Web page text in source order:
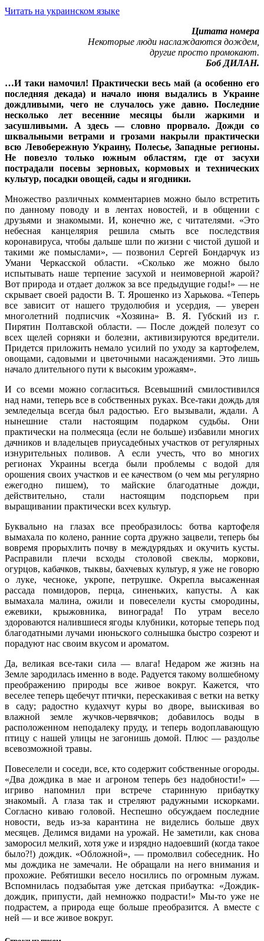
Читать на украинском языке
Цитата номера
Некоторые люди наслаждаются дождем,
другие просто промокают.
Боб ДИЛАН.
…И таки намочил! Практически весь май (а особенно его
последняя декада) и начало июня выдались в Украине
дождливыми, чего не случалось уже давно. Последние
несколько лет весенние месяцы были жаркими и
засушливыми. А здесь — словно прорвало. Дожди со
шквальными ветрами и грозами накрыли практически
всю Левобережную Украину, Полесье, Западные регионы.
Не повезло только южным областям, где от засухи
пострадали посевы зерновых, кормовых и технических
культур, посадки овощей, сады и ягодники.
Множество различных комментариев можно было встретить
по данному поводу и в лентах новостей, и в общении с
друзьями и знакомыми. И, конечно же, с читателями. «Это
небесная канцелярия решила смыть все последствия
коронавируса, чтобы дальше шли по жизни с чистой душой и
такими же помыслами», — позвонил Сергей Бондарчук из
Умани Черкасской области. «Сколько же можно было
испытывать наше терпение засухой и неимоверной жарой?
Вот природа и отдает должок за все предыдущие годы!» — не
скрывает своей радости В. Т. Ярошенко из Харькова. «Теперь
все зависит от нашего трудолюбия и усердия, — уверен
многолетний подписчик «Хозяина» В. Я. Губский из г.
Пирятин Полтавской области. — После дождей полезут со
всех щелей сорняки и болезни, активизируются вредители.
Придется приложить немало усилий по уходу за картофелем,
овощами, садовыми и цветочными насаждениями. Это лишь
начало длительного пути к высоким урожаям».
И со всеми можно согласиться. Всевышний смилостивился
над нами, теперь все в собственных руках. Все-таки дождь для
земледельца всегда был радостью. Его вызывали, ждали. А
нынешние стали настоящим подарком судьбы. Они
практически на полмесяца (если не больше) избавили многих
дачников и владельцев приусадебных участков от регулярных
изнурительных поливов. А если учесть, что во многих
регионах Украины всегда были проблемы с водой для
орошения своих участков и ее качеством (о чем мы регулярно
ежегодно пишем), то майские благодатные дожди,
действительно, стали настоящим подспорьем при
выращивании практически всех культур.
Буквально на глазах все преобразилось: ботва картофеля
вымахала по колено, ранние сорта дружно зацвели, теперь бы
вовремя прорыхлить почву в междурядьях и окучить кусты.
Расправили плечи всходы столовой свеклы, моркови,
огурцов, кабачков, тыквы, бахчевых культур, я уже не говорю
о луке, чесноке, укропе, петрушке. Окрепла высаженная
рассада помидоров, перца, синеньких, капусты. А как
вымахала малина, ожили и повеселели кусты смородины,
ежевики, крыжовника, винограда! По утрам весело
здороваются налившиеся ягоды клубники, которые теперь под
благодатными лучами июньского солнышка быстро созреют и
порадуют нас своим вкусом и ароматом.
Да, великая все-таки сила — влага! Недаром же жизнь на
Земле зародилась именно в воде. Радуется такому волшебному
преображению природы все живое вокруг. Кажется, что
веселее теперь щебечут птички, перескакивая с ветки на ветку
в саду; радостно кудахчут куры во дворе, выискивая во
влажной земле жучков-червячков; добавилось воды в
расположенном неподалеку пруду, и теперь водоплавающую
птицу с нашей улицы не загонишь домой. Плюс — раздолье
всевозможной травы.
Повеселели и соседи, все, кто содержит собственные огороды.
«Два дождика в мае и агроном теперь без надобности!» —
игриво напомнил при встрече старинную прибаутку
знакомый. А глаза так и стреляют радужными искорками.
Согласно киваю головой. Неспешно обсуждаем последние
новости, ведь из-за карантина не виделись больше двух
месяцев. Делимся видами на урожай. Не заметили, как снова
заморосил мелкий, хотя уже и изрядно надоевший (когда такое
было?!) дождик. «Обложной», — промолвил собеседник. Но
мы дождика не замечали. Не обращали на него внимания и
прохожие. Ребятишки весело носились по огромным лужам.
Вспомнилась подзабытая уже детская прибаутка: «Дождик-
дождик, припусти, дай немножко подрасти!» Мы-то уже не
подрастем, а природа еще больше преобразится. А вместе с
ней — и все живое вокруг.